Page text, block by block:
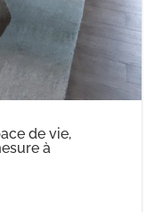
de vie,
à